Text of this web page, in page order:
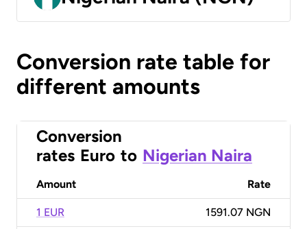
Conversion rate table for
different amounts
Conversion
rates Euro to Nigerian Naira
Amount Rate
1 EUR 1591.07 NGN